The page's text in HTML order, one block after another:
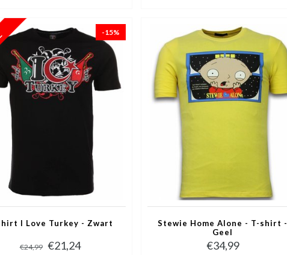
-15%
I Love Turkey - Zwart
€24,99 €21,24
Stewie Home Alone - T-shirt -
Geel
€34,99